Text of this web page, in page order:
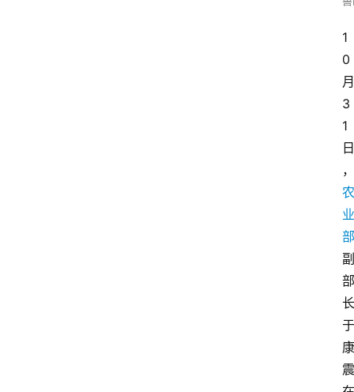
1
0
月
3
1
日
，
农
业
部
副
部
长
于
康
震